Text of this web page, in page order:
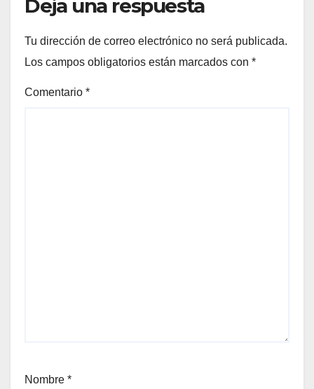
Deja una respuesta
Tu dirección de correo electrónico no será publicada.
Los campos obligatorios están marcados con *
Comentario *
Nombre *